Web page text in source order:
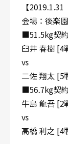
【2019.1.31
会場：後楽
■51.5kg契
臼井 春樹 [4
vs
二佐 翔太 [5
■56.7kg契
牛島 龍吾 [2
vs
高橋 利之 [4